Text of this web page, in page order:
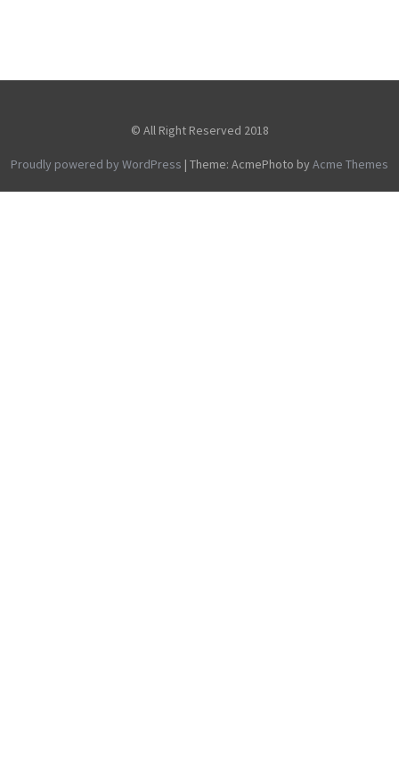
© All Right Reserved 2018
Proudly powered by WordPress | Theme: AcmePhoto by Acme Themes